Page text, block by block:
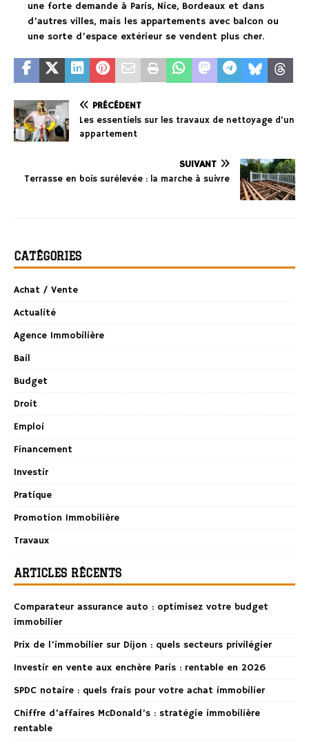
une forte demande à Paris, Nice, Bordeaux et dans
d’autres villes, mais les appartements avec balcon ou
une sorte d’espace extérieur se vendent plus cher.
PRÉCÉDENT
Les essentiels sur les travaux de nettoyage d’un
appartement
SUIVANT
Terrasse en bois surélevée : la marche à suivre
CATÉGORIES
Achat / Vente
Actualité
Agence Immobilière
Bail
Budget
Droit
Emploi
Financement
Investir
Pratique
Promotion Immobilière
Travaux
ARTICLES RÉCENTS
Comparateur assurance auto : optimisez votre budget
immobilier
Prix de l’immobilier sur Dijon : quels secteurs privilégier
Investir en vente aux enchère Paris : rentable en 2026
SPDC notaire : quels frais pour votre achat immobilier
Chiffre d’affaires McDonald’s : stratégie immobilière
rentable